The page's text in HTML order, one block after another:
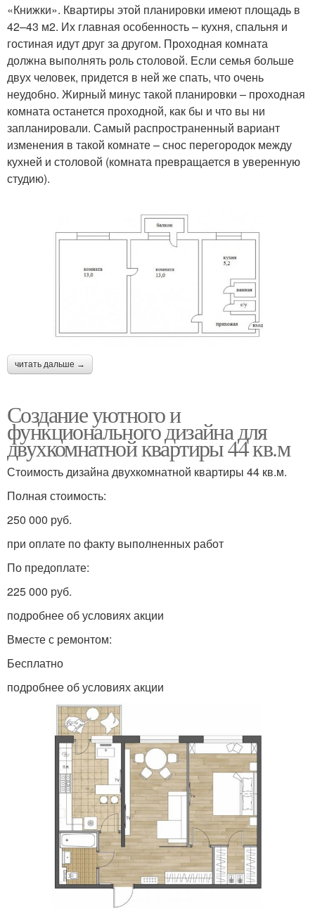
«Книжки». Квартиры этой планировки имеют площадь в
42–43 м2. Их главная особенность – кухня, спальня и
гостиная идут друг за другом. Проходная комната
должна выполнять роль столовой. Если семья больше
двух человек, придется в ней же спать, что очень
неудобно. Жирный минус такой планировки – проходная
комната останется проходной, как бы и что вы ни
запланировали. Самый распространенный вариант
изменения в такой комнате – снос перегородок между
кухней и столовой (комната превращается в уверенную
студию).
читать дальше →
Создание уютного и
функционального дизайна для
двухкомнатной квартиры 44 кв.м
Стоимость дизайна двухкомнатной квартиры 44 кв.м.
Полная стоимость:
250 000 руб.
при оплате по факту выполненных работ
По предоплате:
225 000 руб.
подробнее об условиях акции
Вместе с ремонтом:
Бесплатно
подробнее об условиях акции